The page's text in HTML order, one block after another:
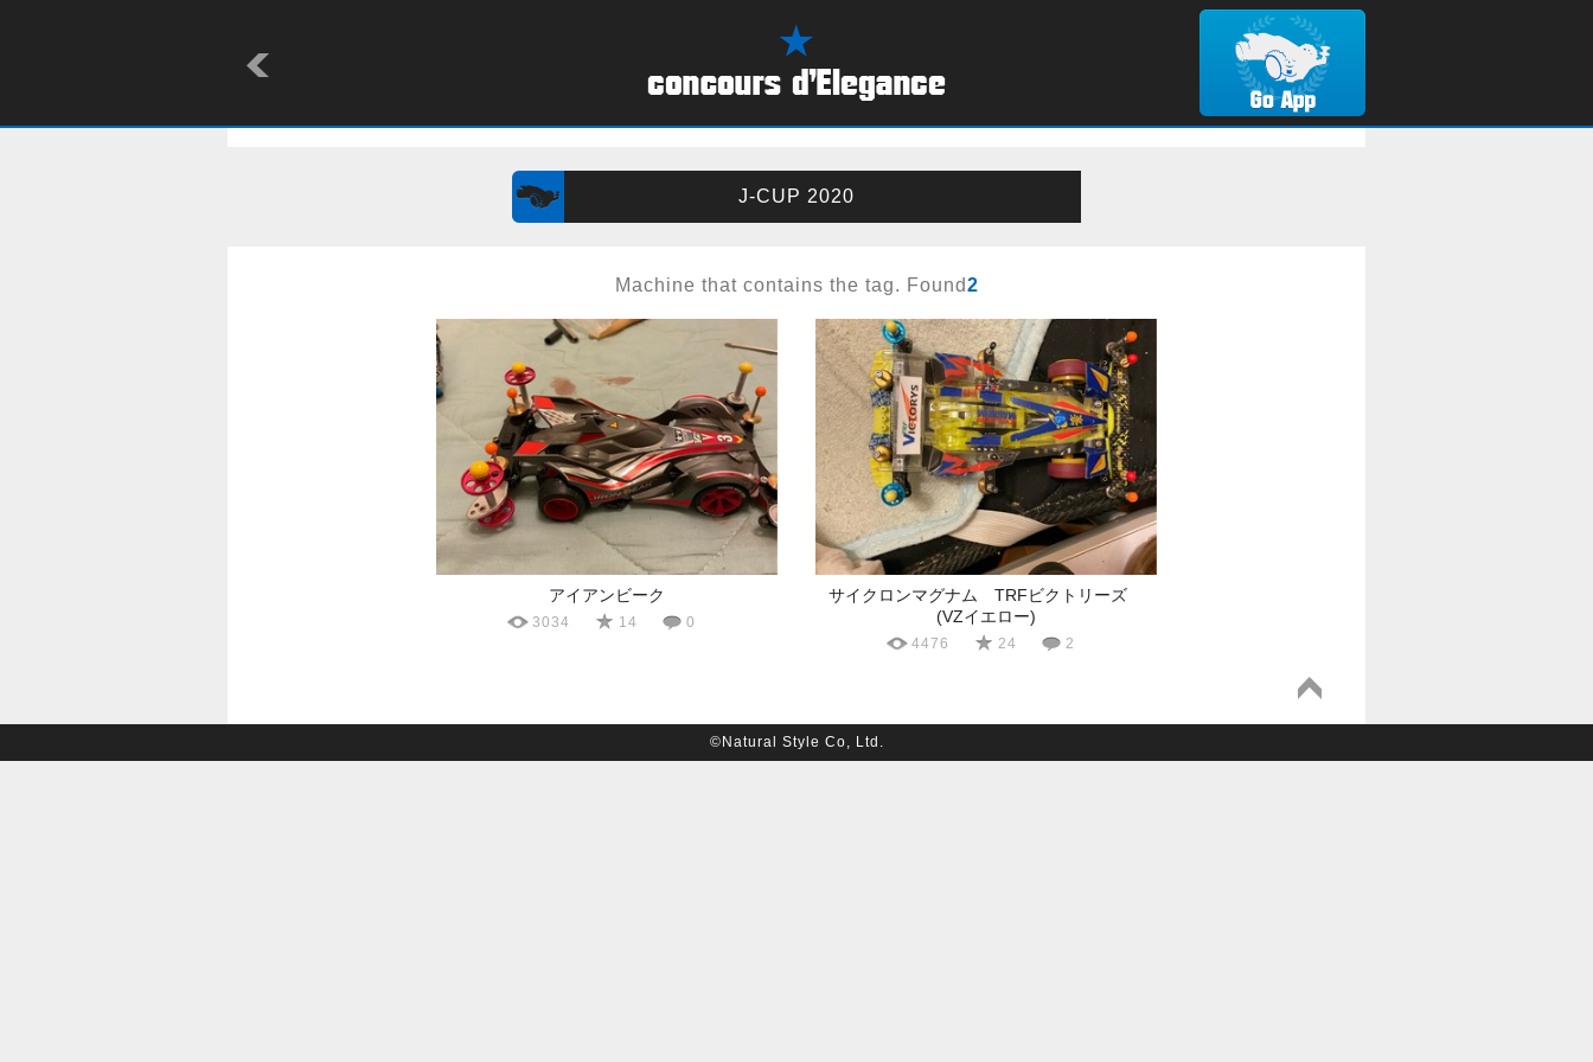
J-CUP 2020
Machine that contains the tag. Found2
アイアンビーク
3034 14 0
サイクロンマグナム TRFビクトリーズ
(VZイエロー)
4476 24 2
©Natural Style Co, Ltd.